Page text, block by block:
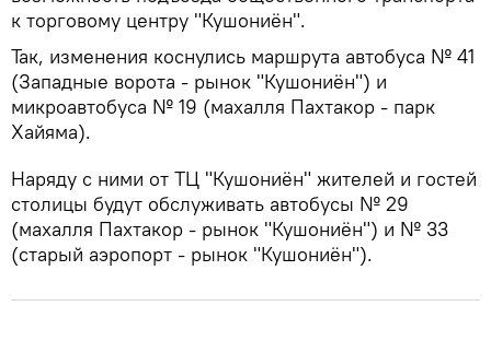
к торговому центру "Кушониён".
Так, изменения коснулись маршрута автобуса № 41
(Западные ворота - рынок "Кушониён") и
микроавтобуса № 19 (махалля Пахтакор - парк
Хайяма).
Наряду с ними от ТЦ "Кушониён" жителей и гостей
столицы будут обслуживать автобусы № 29
(махалля Пахтакор - рынок "Кушониён") и № 33
(старый аэропорт - рынок "Кушониён").